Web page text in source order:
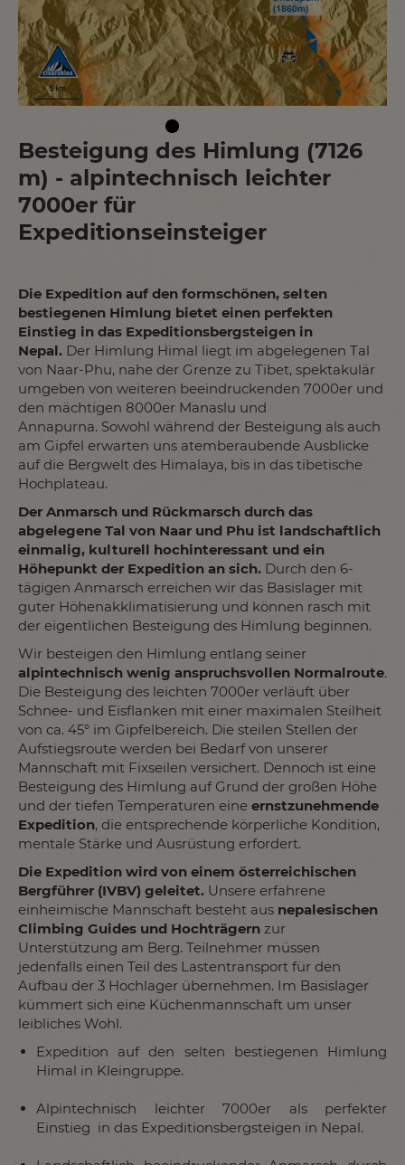
Besteigung des Himlung (7126
m) - alpintechnisch leichter
7000er für
Expeditionseinsteiger
Die Expedition auf den formschönen, selten
bestiegenen Himlung bietet einen perfekten
Einstieg in das Expeditionsbergsteigen in
Nepal. Der Himlung Himal liegt im abgelegenen Tal
von Naar-Phu, nahe der Grenze zu Tibet, spektakulär
umgeben von weiteren beeindruckenden 7000er und
den mächtigen 8000er Manaslu und
Annapurna. Sowohl während der Besteigung als auch
am Gipfel erwarten uns atemberaubende Ausblicke
auf die Bergwelt des Himalaya, bis in das tibetische
Hochplateau.
Der Anmarsch und Rückmarsch durch das
abgelegene Tal von Naar und Phu ist landschaftlich
einmalig, kulturell hochinteressant und ein
Höhepunkt der Expedition an sich. Durch den 6-
tägigen Anmarsch erreichen wir das Basislager mit
guter Höhenakklimatisierung und können rasch mit
der eigentlichen Besteigung des Himlung beginnen.
Wir besteigen den Himlung entlang seiner
alpintechnisch wenig anspruchsvollen Normalroute.
Die Besteigung des leichten 7000er verläuft über
Schnee- und Eisflanken mit einer maximalen Steilheit
von ca. 45° im Gipfelbereich. Die steilen Stellen der
Aufstiegsroute werden bei Bedarf von unserer
Mannschaft mit Fixseilen versichert. Dennoch ist eine
Besteigung des Himlung auf Grund der großen Höhe
und der tiefen Temperaturen eine ernstzunehmende
Expedition, die entsprechende körperliche Kondition,
mentale Stärke und Ausrüstung erfordert.
Die Expedition wird von einem österreichischen
Bergführer (IVBV) geleitet. Unsere erfahrene
einheimische Mannschaft besteht aus nepalesischen
Climbing Guides und Hochträgern zur
Unterstützung am Berg. Teilnehmer müssen
jedenfalls einen Teil des Lastentransport für den
Aufbau der 3 Hochlager übernehmen. Im Basislager
kümmert sich eine Küchenmannschaft um unser
leibliches Wohl.
Expedition auf den selten bestiegenen Himlung
Himal in Kleingruppe.
Alpintechnisch leichter 7000er als perfekter
Einstieg in das Expeditionsbergsteigen in Nepal.